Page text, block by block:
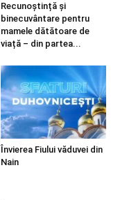
Recunoștință și
binecuvântare pentru
mamele dătătoare de
viață – din partea...
Învierea Fiului văduvei din
Nain